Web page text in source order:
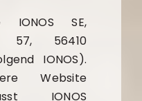
SE,
57, 56410
IONOS).
Website
IONOS